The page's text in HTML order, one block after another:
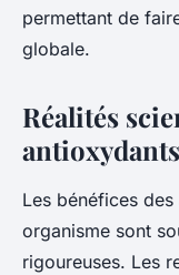
permettant de
globale.
Réalités
antioxydants
Les bénéfices des
organisme sont
rigoureuses. Les